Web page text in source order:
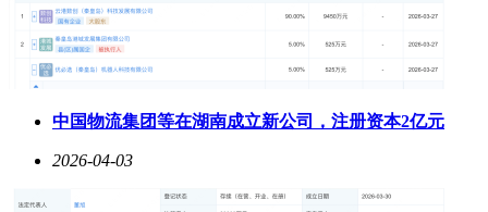
中国物流集团等在湖南成立新公司，注册资本2亿元
2026-04-03